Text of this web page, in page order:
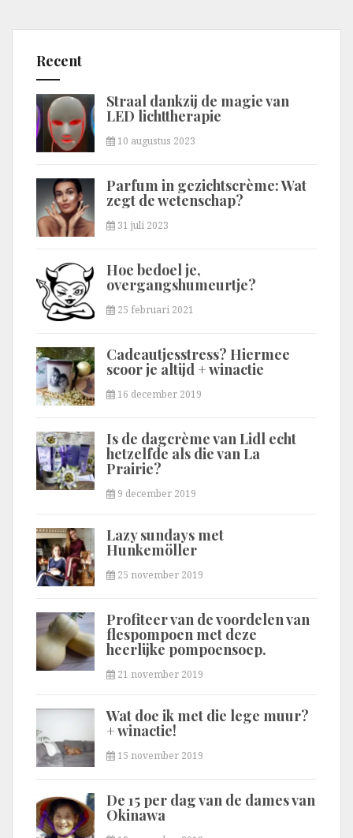
Recent
Straal dankzij de magie van
LED lichttherapie
10 augustus 2023
Parfum in gezichtscrème: Wat
zegt de wetenschap?
31 juli 2023
Hoe bedoel je,
overgangshumeurtje?
25 februari 2021
Cadeautjesstress? Hiermee
scoor je altijd + winactie
16 december 2019
Is de dagcrème van Lidl echt
hetzelfde als die van La
Prairie?
9 december 2019
Lazy sundays met
Hunkemöller
25 november 2019
Profiteer van de voordelen van
flespompoen met deze
heerlijke pompoensoep.
21 november 2019
Wat doe ik met die lege muur?
+ winactie!
15 november 2019
De 15 per dag van de dames van
Okinawa